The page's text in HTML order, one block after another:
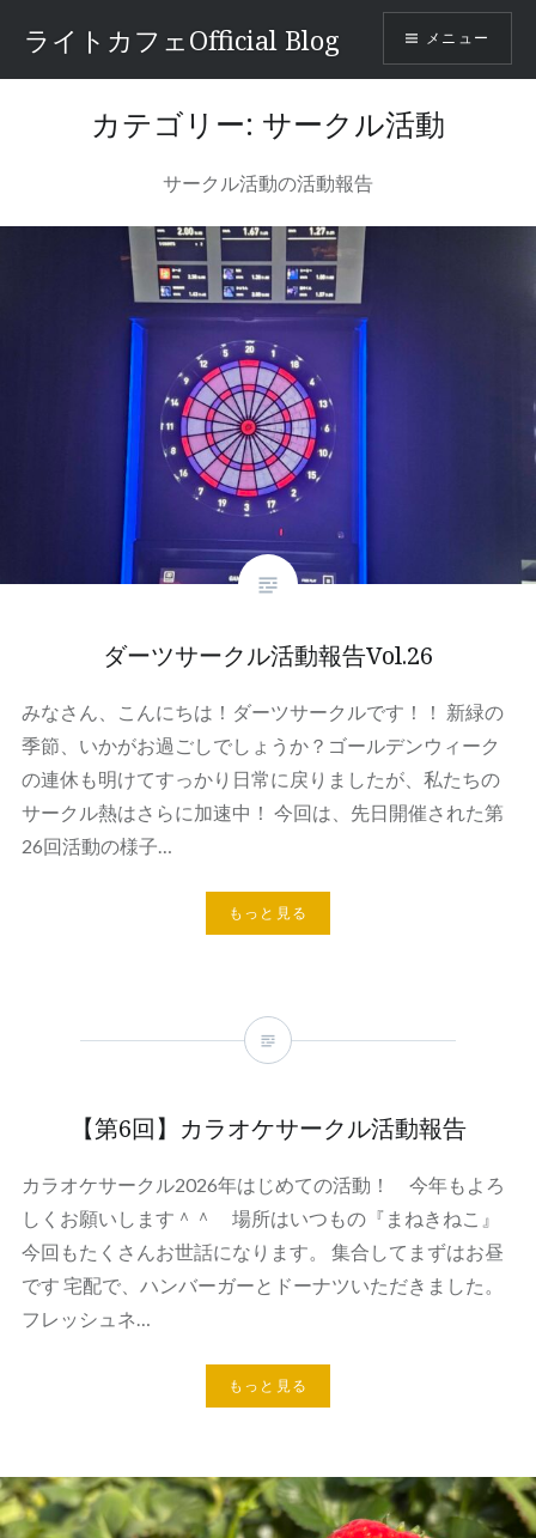
テ
キ
ライトカフェOfficial Blog メニュー
カテゴリー: サークル活動
サークル活動の活動報告
ダーツサークル活動報告Vol.26
みなさん、こんにちは！ダーツサークルです！！ 新緑の
季節、いかがお過ごしでしょうか？ゴールデンウィーク
の連休も明けてすっかり日常に戻りましたが、私たちの
サークル熱はさらに加速中！ 今回は、先日開催された第
26回活動の様子…
もっと見る
【第6回】カラオケサークル活動報告
カラオケサークル2026年はじめての活動！ 今年もよろ
しくお願いします＾＾ 場所はいつもの『まねきねこ』
今回もたくさんお世話になります。 集合してまずはお昼
です 宅配で、ハンバーガーとドーナツいただきました。
フレッシュネ…
もっと見る